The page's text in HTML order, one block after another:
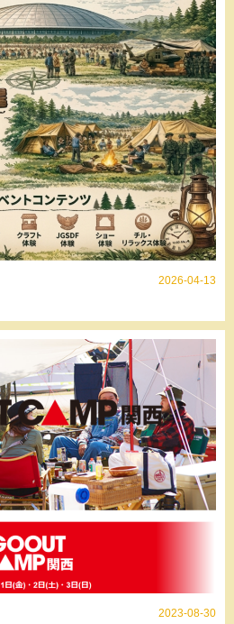
2026-04-13
2023-08-30